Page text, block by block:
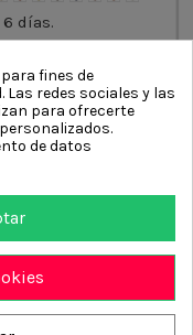
6 días.
de
fines de
redes sociales y las
para ofrecerte
de datos